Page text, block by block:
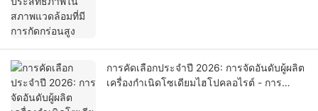
การคัดเลือกประจำปี 2026: การจัดอันดับผู้ผลิต
เครื่องกำเนิดโซเดียมไฮโปคลอไรต์ - การ